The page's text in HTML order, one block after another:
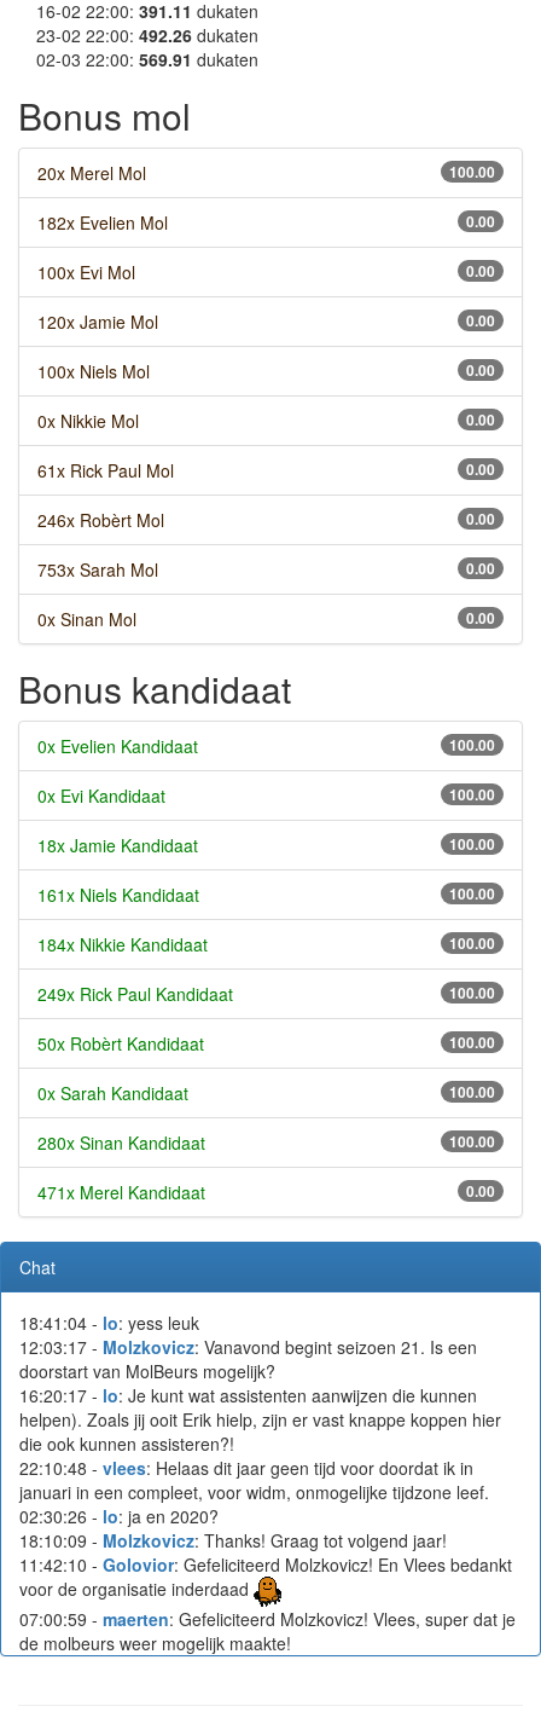
16-02 22:00: 391.11 dukaten
23-02 22:00: 492.26 dukaten
02-03 22:00: 569.91 dukaten
Bonus mol
100.00
20x Merel Mol
0.00
182x Evelien Mol
0.00
100x Evi Mol
0.00
120x Jamie Mol
0.00
100x Niels Mol
0.00
0x Nikkie Mol
0.00
61x Rick Paul Mol
0.00
246x Robèrt Mol
0.00
753x Sarah Mol
0.00
0x Sinan Mol
Bonus kandidaat
100.00
0x Evelien Kandidaat
100.00
0x Evi Kandidaat
100.00
18x Jamie Kandidaat
100.00
161x Niels Kandidaat
100.00
184x Nikkie Kandidaat
100.00
249x Rick Paul Kandidaat
100.00
50x Robèrt Kandidaat
100.00
0x Sarah Kandidaat
100.00
280x Sinan Kandidaat
0.00
471x Merel Kandidaat
Chat
18:41:04 - lo: yess leuk
12:03:17 - Molzkovicz: Vanavond begint seizoen 21. Is een
doorstart van MolBeurs mogelijk?
16:20:17 - lo: Je kunt wat assistenten aanwijzen die kunnen
helpen). Zoals jij ooit Erik hielp, zijn er vast knappe koppen hier
die ook kunnen assisteren?!
22:10:48 - vlees: Helaas dit jaar geen tijd voor doordat ik in
januari in een compleet, voor widm, onmogelijke tijdzone leef.
02:30:26 - lo: ja en 2020?
18:10:09 - Molzkovicz: Thanks! Graag tot volgend jaar!
11:42:10 - Golovior: Gefeliciteerd Molzkovicz! En Vlees bedankt
voor de organisatie inderdaad
07:00:59 - maerten: Gefeliciteerd Molzkovicz! Vlees, super dat je
de molbeurs weer mogelijk maakte!